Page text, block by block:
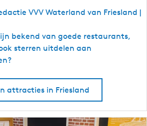
VVV Waterland van Friesland |
bekend van goede restaurants,
sterren uitdelen aan
attracties in Friesland